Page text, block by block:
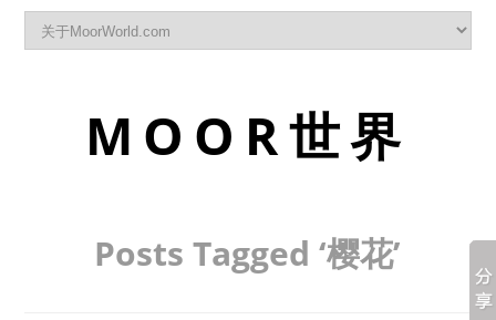
MOOR世界
Posts Tagged ‘樱花’